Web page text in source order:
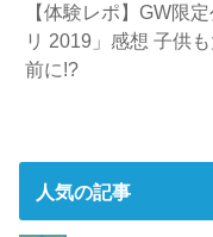
【体験レポ】GW限
リ 2019」感想 子供
前に!?
人気の記事